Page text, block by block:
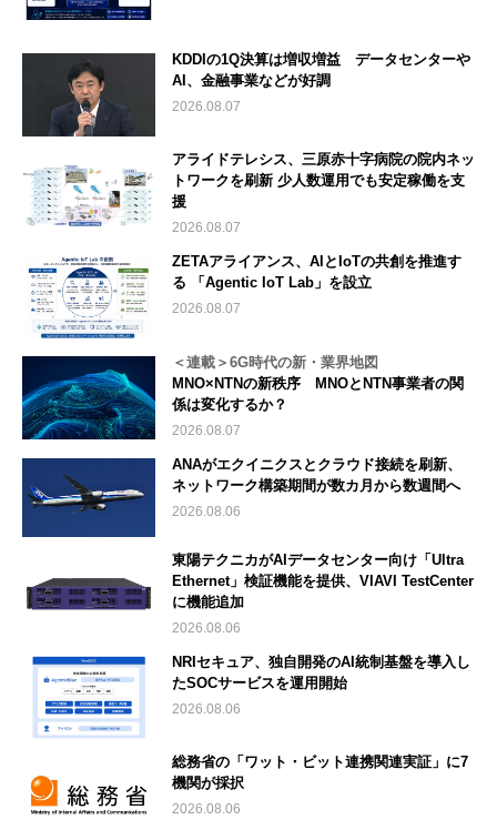
KDDIの1Q決算は増収増益 データセンターや
AI、金融事業などが好調
2026.08.07
アライドテレシス、三原赤十字病院の院内ネッ
トワークを刷新 少人数運用でも安定稼働を支
援
2026.08.07
ZETAアライアンス、AIとIoTの共創を推進す
る 「Agentic IoT Lab」を設立
2026.08.07
＜連載＞6G時代の新・業界地図
MNO×NTNの新秩序 MNOとNTN事業者の関
係は変化するか？
2026.08.07
ANAがエクイニクスとクラウド接続を刷新、
ネットワーク構築期間が数カ月から数週間へ
2026.08.06
東陽テクニカがAIデータセンター向け「Ultra
Ethernet」検証機能を提供、VIAVI TestCenter
に機能追加
2026.08.06
NRIセキュア、独自開発のAI統制基盤を導入し
たSOCサービスを運用開始
2026.08.06
総務省の「ワット・ビット連携関連実証」に7
機関が採択
2026.08.06